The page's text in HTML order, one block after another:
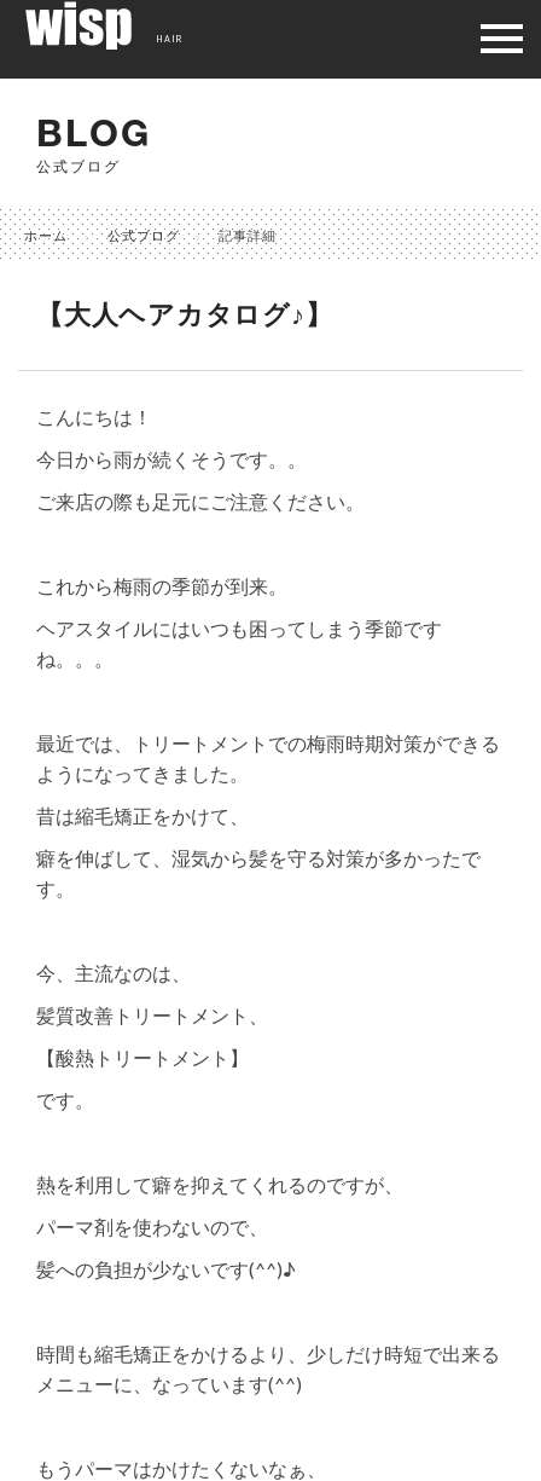
BLOG
公式ブログ
ホーム 公式ブログ 記事詳細
【大人ヘアカタログ♪】
こんにちは！
今日から雨が続くそうです。。
ご来店の際も足元にご注意ください。
これから梅雨の季節が到来。
ヘアスタイルにはいつも困ってしまう季節です
ね。。。
最近では、トリートメントでの梅雨時期対策ができる
ようになってきました。
昔は縮毛矯正をかけて、
癖を伸ばして、湿気から髪を守る対策が多かったで
す。
今、主流なのは、
髪質改善トリートメント、
【酸熱トリートメント】
です。
熱を利用して癖を抑えてくれるのですが、
パーマ剤を使わないので、
髪への負担が少ないです(^^)♪
時間も縮毛矯正をかけるより、少しだけ時短で出来る
メニューに、なっています(^^)
もうパーマはかけたくないなぁ、
HAIR